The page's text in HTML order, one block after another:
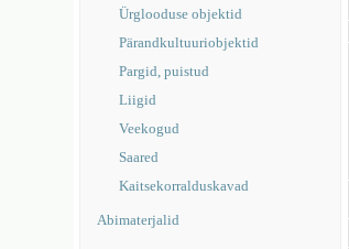
Ürglooduse objektid
Pärandkultuuriobjektid
Pargid, puistud
Liigid
Veekogud
Saared
Kaitsekorralduskavad
Abimaterjalid